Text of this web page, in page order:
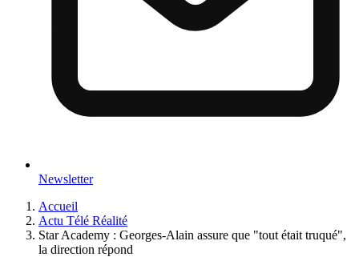
Newsletter
Accueil
Actu Télé Réalité
Star Academy : Georges-Alain assure que "tout était truqué",
la direction répond